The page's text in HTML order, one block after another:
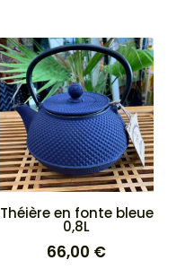
Théière en fonte bleue
0,8L
66,00 €